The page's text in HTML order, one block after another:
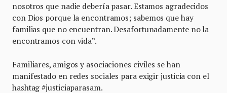
nosotros que nadie debería pasar. Estamos agradecidos
con Dios porque la encontramos; sabemos que hay
familias que no encuentran. Desafortunadamente no la
encontramos con vida”.
Familiares, amigos y asociaciones civiles se han
manifestado en redes sociales para exigir justicia con el
hashtag #justiciaparasam.